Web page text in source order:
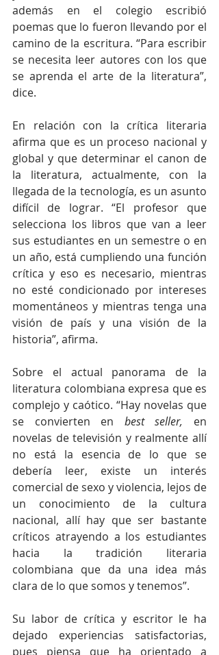
además en el colegio escribió
poemas que lo fueron llevando por el
camino de la escritura. “Para escribir
se necesita leer autores con los que
se aprenda el arte de la literatura”,
dice.
En relación con la crítica literaria
afirma que es un proceso nacional y
global y que determinar el canon de
la literatura, actualmente, con la
llegada de la tecnología, es un asunto
difícil de lograr. “El profesor que
selecciona los libros que van a leer
sus estudiantes en un semestre o en
un año, está cumpliendo una función
crítica y eso es necesario, mientras
no esté condicionado por intereses
momentáneos y mientras tenga una
visión de país y una visión de la
historia”, afirma.
Sobre el actual panorama de la
literatura colombiana expresa que es
complejo y caótico. “Hay novelas que
se convierten en best seller, en
novelas de televisión y realmente allí
no está la esencia de lo que se
debería leer, existe un interés
comercial de sexo y violencia, lejos de
un conocimiento de la cultura
nacional, allí hay que ser bastante
críticos atrayendo a los estudiantes
hacia la tradición literaria
colombiana que da una idea más
clara de lo que somos y tenemos”.
Su labor de crítica y escritor le ha
dejado experiencias satisfactorias,
pues piensa que ha orientado a